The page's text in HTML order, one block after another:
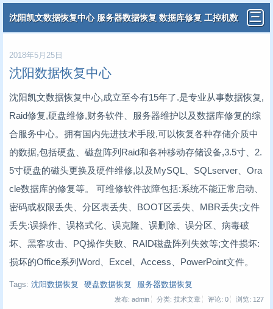
沈阳凯文数据恢复中心 服务器数据恢复 数据库修复 工控机数
据恢复 分布式虚拟机数据恢复
2018年5月25日
沈阳数据恢复中心
沈阳凯文数据恢复中心,成立至今有15年了.是专业从事数据恢复,
Raid修复,硬盘维修,财务软件、服务器维护以及数据库修复的综
合服务中心。拥有国内先进技术手段,可以恢复各种存储介质中
的数据,包括硬盘、磁盘阵列Raid和各种移动存储设备,3.5寸、2.
5寸硬盘的磁头更换及硬件维修,以及MySQL、SQLserver、Ora
cle数据库的修复等。 可维修软件故障包括:系统不能正常启动、
密码或权限丢失、分区表丢失、BOOT区丢失、MBR丢失;文件
丢失:误操作、误格式化、误克隆、误删除、误分区、病毒破
坏、黑客攻击、PQ操作失败、RAID磁盘阵列失效等;文件损坏:
损坏的Office系列Word、Excel、Access、PowerPoint文件。
Tags: 沈阳数据恢复 硬盘数据恢复 服务器数据恢复
发布: admin 分类: 技术文章 评论: 0 浏览: 127